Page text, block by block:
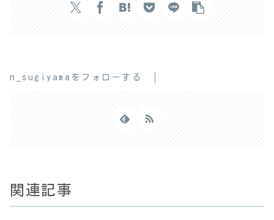
n_sugiyamaをフォローする
関連記事